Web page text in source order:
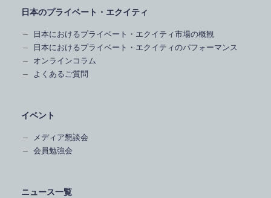
日本のプライベート・エクイティ
日本におけるプライベート・エクイティ市場の概観
日本におけるプライベート・エクイティのパフォーマンス
オンラインコラム
よくあるご質問
イベント
メディア懇談会
会員勉強会
ニュース一覧